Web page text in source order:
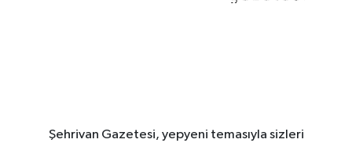
Şehrivan Gazetesi, yepyeni temasıyla sizleri